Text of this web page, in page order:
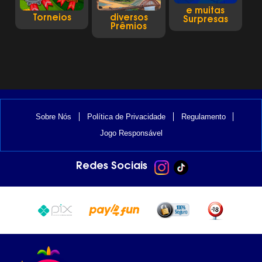
Torneios
diversos
Prêmios
e muitas
Surpresas
Links úteis
Sobre Nós Política de Privacidade
Regulamento
Jogo Responsável
Atalhos
Redes Sociais
Instagram
TikTok
Métodos de pagamento
Pix Pay4Fun
100%
seguro
+18
anos